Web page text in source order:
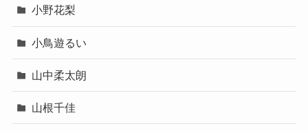
小野花梨
小鳥遊るい
山中柔太朗
山根千佳